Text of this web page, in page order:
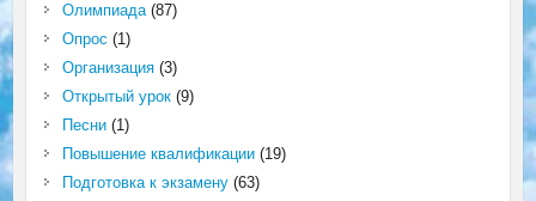
Олимпиада(87)
Опрос (1)
Организация(3)
Открытый урок(9)
Песни(1)
Повышение квалификации(19)
Подготовка к экзамену(63)